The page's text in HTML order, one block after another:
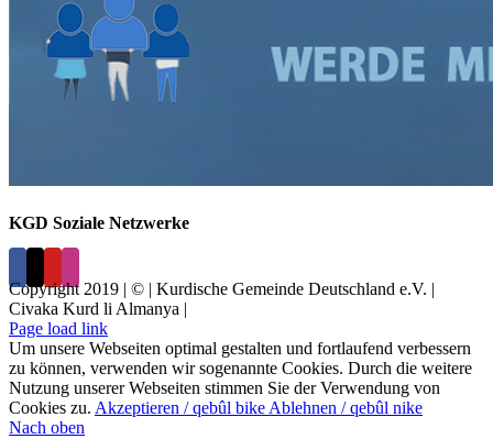
KGD Soziale Netzwerke
Copyright 2019 | © | Kurdische Gemeinde Deutschland e.V. |
Civaka Kurd li Almanya |
Page load link
Um unsere Webseiten optimal gestalten und fortlaufend verbessern
zu können, verwenden wir sogenannte Cookies. Durch die weitere
Nutzung unserer Webseiten stimmen Sie der Verwendung von
Cookies zu. Akzeptieren / qebûl bike Ablehnen / qebûl nike
Nach oben